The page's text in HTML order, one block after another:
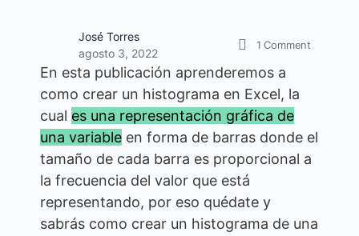
José Torres
agosto 3, 2022
1Comment
En esta publicación aprenderemos a
como crear un histograma en Excel, la
cual es una representación gráfica de
una variable en forma de barras donde el
tamaño de cada barra es proporcional a
la frecuencia del valor que está
representando, por eso quédate y
sabrás como crear un histograma de una